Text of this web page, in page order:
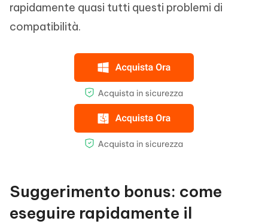
rapidamente quasi tutti questi problemi di
compatibilità.
Suggerimento bonus: come
eseguire rapidamente il